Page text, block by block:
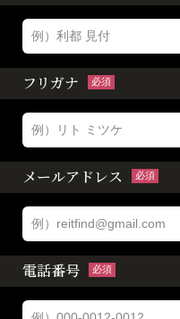
フリガナ 必須
メールアドレス 必須
電話番号 必須